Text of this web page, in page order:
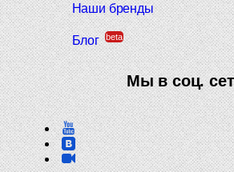
Наши бренды
Блог beta
Мы в соц.